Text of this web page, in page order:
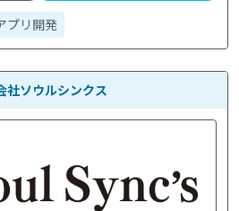
プリ開発
社ソウルシンクス